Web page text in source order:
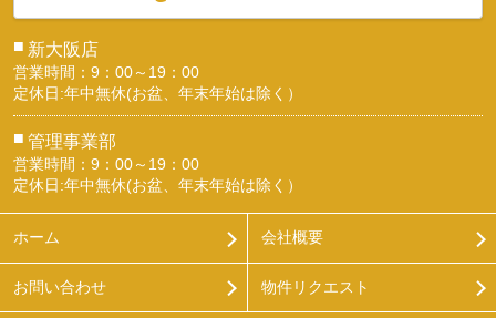
■ 新大阪店
営業時間：9：00～19：00
定休日:年中無休(お盆、年末年始は除く）
■ 管理事業部
営業時間：9：00～19：00
定休日:年中無休(お盆、年末年始は除く）
ホーム 会社概要
お問い合わせ 物件リクエスト